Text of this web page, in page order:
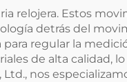
relojera. Estos
detrás del
regular la
de alta calidad,
nos